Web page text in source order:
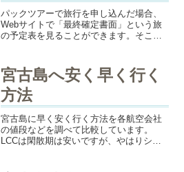
報
パックツアーで旅行を申し込んだ場合、
Webサイトで「最終確定書面」という旅
の予定表を見ることができます。そこに
があったときなど直接電話できるので印
刷することをおすすめし...
宮古島へ安く早く行く
方法
宮古島に早く安く行く方法を各航空会社
の値段などを調べて比較しています。
LCCは閑散期は安いですが、やはりシー